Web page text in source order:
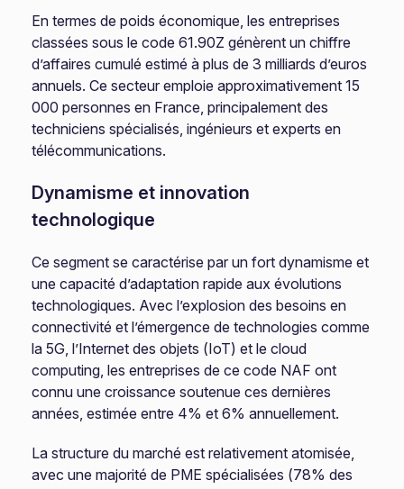
En termes de poids économique, les entreprises
classées sous le code 61.90Z génèrent un chiffre
d’affaires cumulé estimé à plus de 3 milliards d’euros
annuels. Ce secteur emploie approximativement 15
000 personnes en France, principalement des
techniciens spécialisés, ingénieurs et experts en
télécommunications.
Dynamisme et innovation
technologique
Ce segment se caractérise par un fort dynamisme et
une capacité d’adaptation rapide aux évolutions
technologiques. Avec l’explosion des besoins en
connectivité et l’émergence de technologies comme
la 5G, l’Internet des objets (IoT) et le cloud
computing, les entreprises de ce code NAF ont
connu une croissance soutenue ces dernières
années, estimée entre 4% et 6% annuellement.
La structure du marché est relativement atomisée,
avec une majorité de PME spécialisées (78% des